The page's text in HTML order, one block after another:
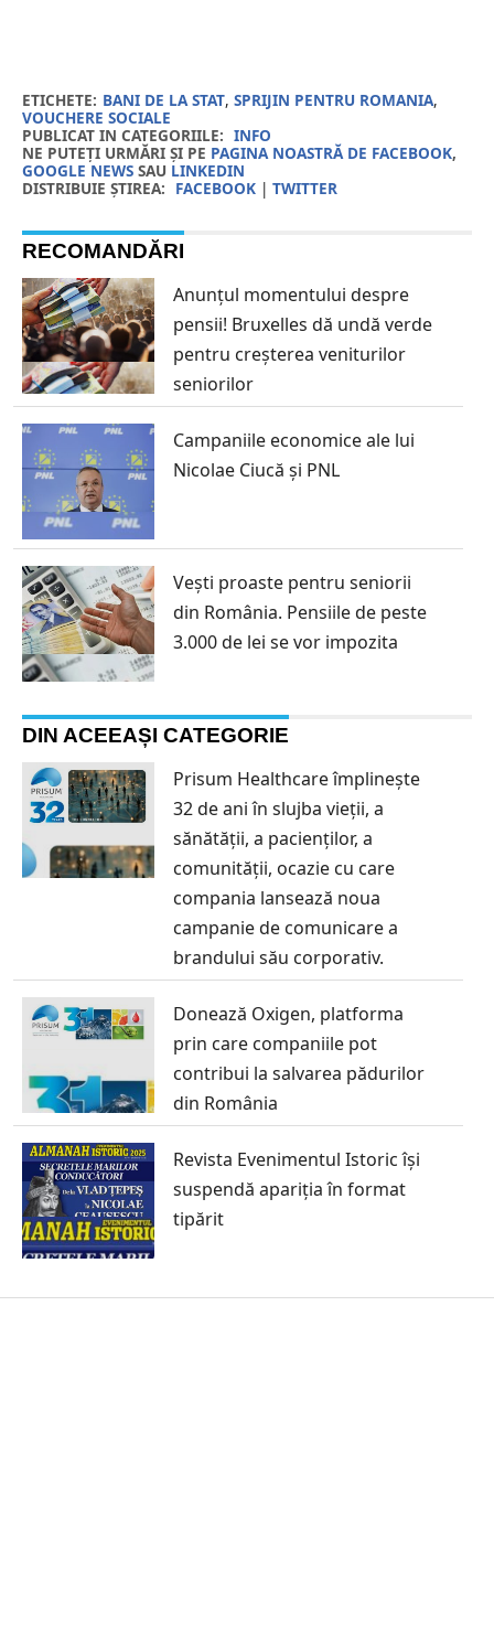
ETICHETE: BANI DE LA STAT, SPRIJIN PENTRU ROMANIA,
VOUCHERE SOCIALE
PUBLICAT IN CATEGORIILE: INFO
NE PUTEȚI URMĂRI ȘI PE PAGINA NOASTRĂ DE FACEBOOK,
GOOGLE NEWSSAU LINKEDIN
DISTRIBUIE ȘTIREA: FACEBOOK| TWITTER
RECOMANDĂRI
Anunțul momentului despre
pensii! Bruxelles dă undă verde
pentru creșterea veniturilor
seniorilor
Campaniile economice ale lui
Nicolae Ciucă și PNL
Vești proaste pentru seniorii
din România. Pensiile de peste
3.000 de lei se vor impozita
DIN ACEEAȘI CATEGORIE
Prisum Healthcare împlinește
32 de ani în slujba vieții, a
sănătății, a pacienților, a
comunității, ocazie cu care
compania lansează noua
campanie de comunicare a
brandului său corporativ.
Donează Oxigen, platforma
prin care companiile pot
contribui la salvarea pădurilor
din România
Revista Evenimentul Istoric își
suspendă apariția în format
tipărit